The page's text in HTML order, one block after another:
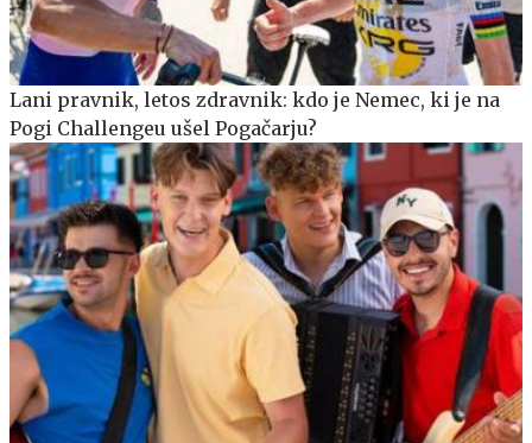
Lani pravnik, letos zdravnik: kdo je Nemec, ki je na
Pogi Challengeu ušel Pogačarju?